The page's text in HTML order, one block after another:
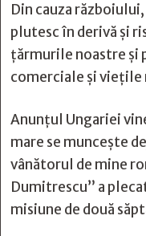
Din cauza
plutesc în derivă și
țărmurile noastre și
comerciale și
Anunțul Ungariei
mare se muncește
vânătorul de mine
Dumitrescu” a
misiune de două